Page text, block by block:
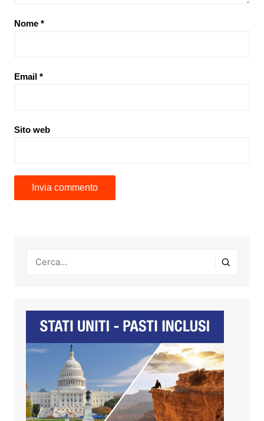
Nome *
Email *
Sito web